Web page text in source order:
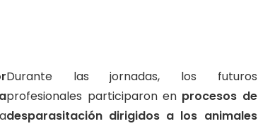
Durante las jornadas, los futuros
profesionales participaron en procesos de
desparasitación dirigidos a los animales